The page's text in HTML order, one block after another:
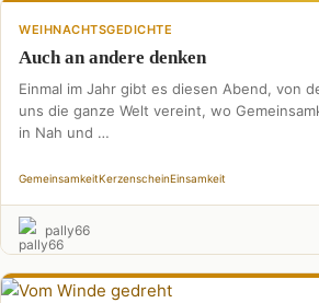
WEIHNACHTSGEDICHTE
Auch an andere denken
Einmal im Jahr gibt es diesen Abend, von
uns die ganze Welt vereint, wo
in Nah und …
GemeinsamkeitKerzenscheinEinsamkeit
pally66